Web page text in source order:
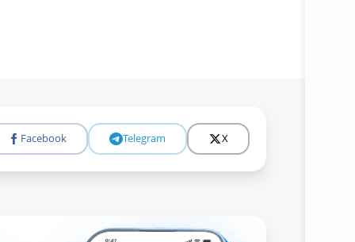
Facebook Telegram X